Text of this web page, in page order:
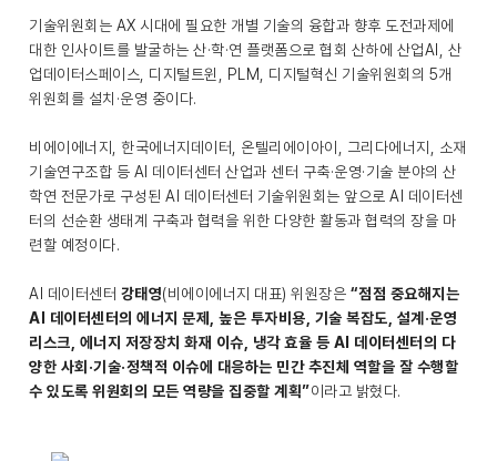
기술위원회는 AX 시대에 필요한 개별 기술의 융합과 향후 도전과제에
대한 인사이트를 발굴하는 산·학·연 플랫폼으로 협회 산하에 산업AI, 산
업데이터스페이스, 디지털트윈, PLM, 디지털혁신 기술위원회의 5개
위원회를 설치·운영 중이다.
비에이에너지, 한국에너지데이터, 온텔리에이아이, 그리다에너지, 소재
기술연구조합 등 AI 데이터센터 산업과 센터 구축·운영·기술 분야의 산
학연 전문가로 구성된 AI 데이터센터 기술위원회는 앞으로 AI 데이터센
터의 선순환 생태계 구축과 협력을 위한 다양한 활동과 협력의 장을 마
련할 예정이다.
AI 데이터센터 강태영(비에이에너지 대표) 위원장은 “점점 중요해지는
AI 데이터센터의 에너지 문제, 높은 투자비용, 기술 복잡도, 설계·운영
리스크, 에너지 저장장치 화재 이슈, 냉각 효율 등 AI 데이터센터의 다
양한 사회·기술·정책적 이슈에 대응하는 민간 추진체 역할을 잘 수행할
수 있도록 위원회의 모든 역량을 집중할 계획”이라고 밝혔다.